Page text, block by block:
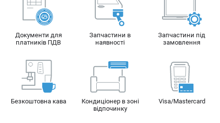
Заміна форсунок
Заміна дросельної заслінки
Документи для
платників ПДВ
Запчастини в
наявності
Запчастини під
замовлення
Безкоштовна кава
Кондиціонер в зоні
відпочинку
Visa/Mastercard